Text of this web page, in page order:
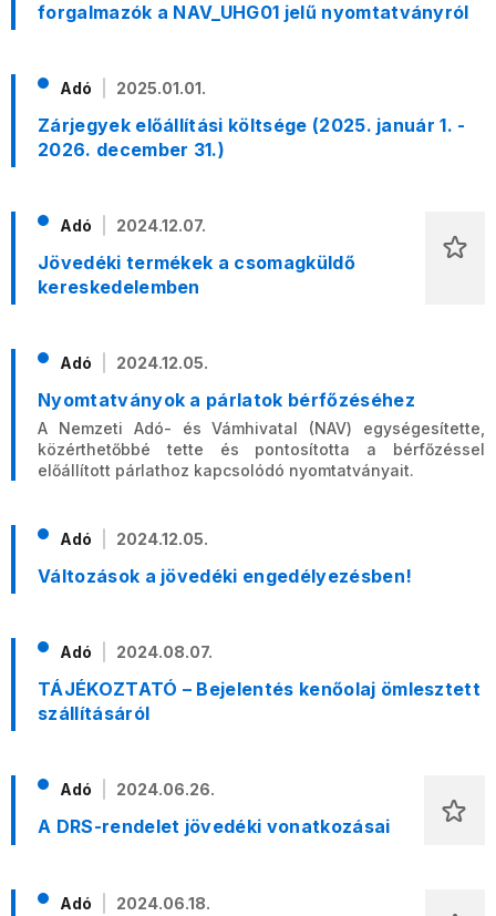
forgalmazók a NAV_UHG01 jelű nyomtatványról
Adó 2025.01.01.
Zárjegyek előállítási költsége (2025. január 1. -
2026. december 31.)
Adó 2024.12.07.
Jövedéki termékek a csomagküldő
kereskedelemben
Adó 2024.12.05.
Nyomtatványok a párlatok bérfőzéséhez
A Nemzeti Adó- és Vámhivatal (NAV) egységesítette,
közérthetőbbé tette és pontosította a bérfőzéssel
előállított párlathoz kapcsolódó nyomtatványait.
Adó 2024.12.05.
Változások a jövedéki engedélyezésben!
Adó 2024.08.07.
TÁJÉKOZTATÓ – Bejelentés kenőolaj ömlesztett
szállításáról
Adó 2024.06.26.
A DRS-rendelet jövedéki vonatkozásai
Adó 2024.06.18.